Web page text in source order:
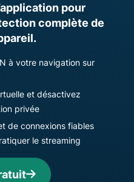
pour
complète de
à votre navigation sur
et désactivez
privée
de connexions fiables
le streaming